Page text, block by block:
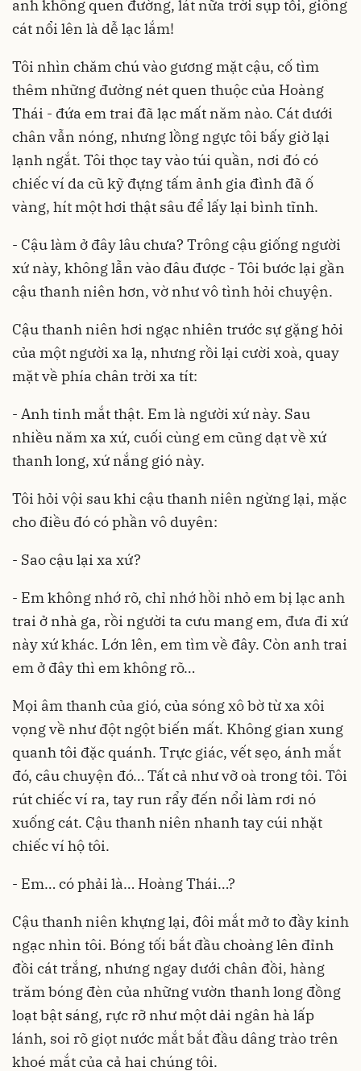
anh không quen đường, lát nữa trời sụp tối, giông
cát nổi lên là dễ lạc lắm!
Tôi nhìn chăm chú vào gương mặt cậu, cố tìm
thêm những đường nét quen thuộc của Hoàng
Thái - đứa em trai đã lạc mất năm nào. Cát dưới
chân vẫn nóng, nhưng lồng ngực tôi bấy giờ lại
lạnh ngắt. Tôi thọc tay vào túi quần, nơi đó có
chiếc ví da cũ kỹ đựng tấm ảnh gia đình đã ố
vàng, hít một hơi thật sâu để lấy lại bình tĩnh.
- Cậu làm ở đây lâu chưa? Trông cậu giống người
xứ này, không lẫn vào đâu được - Tôi bước lại gần
cậu thanh niên hơn, vờ như vô tình hỏi chuyện.
Cậu thanh niên hơi ngạc nhiên trước sự gặng hỏi
của một người xa lạ, nhưng rồi lại cười xoà, quay
mặt về phía chân trời xa tít:
- Anh tinh mắt thật. Em là người xứ này. Sau
nhiều năm xa xứ, cuối cùng em cũng dạt về xứ
thanh long, xứ nắng gió này.
Tôi hỏi vội sau khi cậu thanh niên ngừng lại, mặc
cho điều đó có phần vô duyên:
- Sao cậu lại xa xứ?
- Em không nhớ rõ, chỉ nhớ hồi nhỏ em bị lạc anh
trai ở nhà ga, rồi người ta cưu mang em, đưa đi xứ
này xứ khác. Lớn lên, em tìm về đây. Còn anh trai
em ở đây thì em không rõ…
Mọi âm thanh của gió, của sóng xô bờ từ xa xôi
vọng về như đột ngột biến mất. Không gian xung
quanh tôi đặc quánh. Trực giác, vết sẹo, ánh mắt
đó, câu chuyện đó… Tất cả như vỡ oà trong tôi. Tôi
rút chiếc ví ra, tay run rẩy đến nổi làm rơi nó
xuống cát. Cậu thanh niên nhanh tay cúi nhặt
chiếc ví hộ tôi.
- Em… có phải là… Hoàng Thái…?
Cậu thanh niên khựng lại, đôi mắt mở to đầy kinh
ngạc nhìn tôi. Bóng tối bắt đầu choàng lên đỉnh
đồi cát trắng, nhưng ngay dưới chân đồi, hàng
trăm bóng đèn của những vườn thanh long đồng
loạt bật sáng, rực rỡ như một dải ngân hà lấp
lánh, soi rõ giọt nước mắt bắt đầu dâng trào trên
khoé mắt của cả hai chúng tôi.